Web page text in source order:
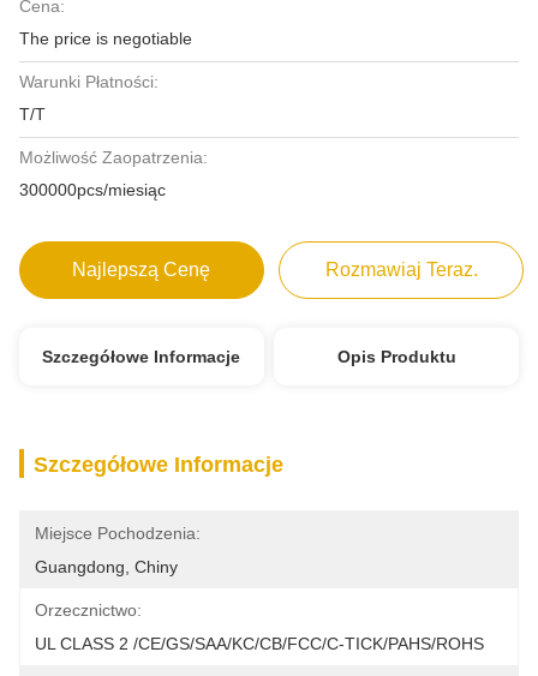
Cena:
The price is negotiable
Warunki Płatności:
T/T
Możliwość Zaopatrzenia:
300000pcs/miesiąc
Najlepszą Cenę Rozmawiaj Teraz.
Szczegółowe Informacje Opis Produktu
Szczegółowe Informacje
Miejsce Pochodzenia:
Guangdong, Chiny
Orzecznictwo:
UL CLASS 2 /CE/GS/SAA/KC/CB/FCC/C-TICK/PAHS/ROHS